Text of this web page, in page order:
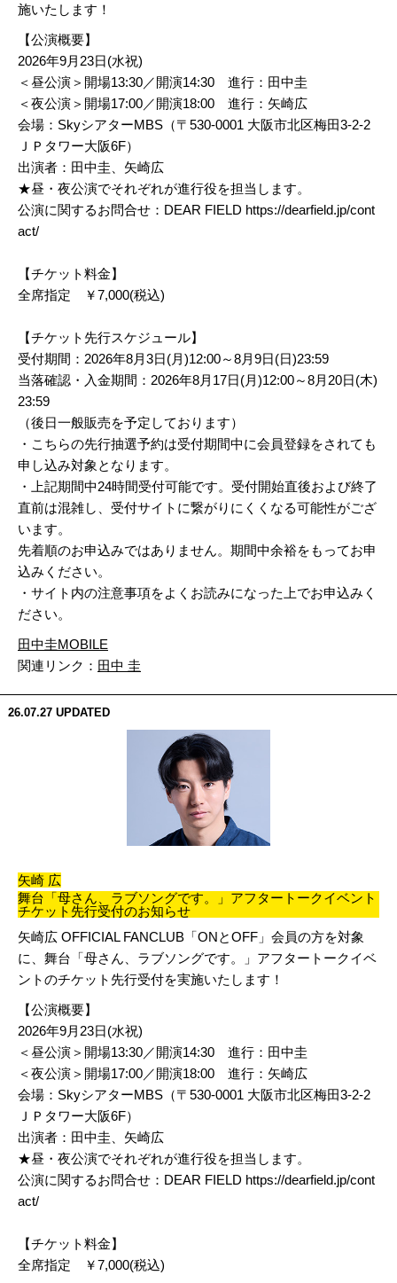
施いたします！
【公演概要】
2026年9月23日(水祝)
＜昼公演＞開場13:30／開演14:30 進行：田中圭
＜夜公演＞開場17:00／開演18:00 進行：矢崎広
会場：SkyシアターMBS（〒530-0001 大阪市北区梅田3-2-2
ＪＰタワー大阪6F）
出演者：田中圭、矢崎広
★昼・夜公演でそれぞれが進行役を担当します。
公演に関するお問合せ： DEAR FIELD https://dearfield.jp/cont
act/
【チケット料金】
全席指定 ￥7,000(税込)
【チケット先行スケジュール】
受付期間：2026年8月3日(月)12:00～8月9日(日)23:59
当落確認・入金期間：2026年8月17日(月)12:00～8月20日(木)
23:59
（後日一般販売を予定しております）
・こちらの先行抽選予約は受付期間中に会員登録をされても
申し込み対象となります。
・上記期間中24時間受付可能です。受付開始直後および終了
直前は混雑し、受付サイトに繋がりにくくなる可能性がござ
います。
先着順のお申込みではありません。期間中余裕をもってお申
込みください。
・サイト内の注意事項をよくお読みになった上でお申込みく
ださい。
田中圭MOBILE
関連リンク： 田中 圭
26.07.27 UPDATED
矢崎 広
舞台「母さん、ラブソングです。」アフタートークイベント
チケット先行受付のお知らせ
矢崎広 OFFICIAL FANCLUB「ONとOFF」会員の方を対象
に、舞台「母さん、ラブソングです。」アフタートークイベ
ントのチケット先行受付を実施いたします！
【公演概要】
2026年9月23日(水祝)
＜昼公演＞開場13:30／開演14:30 進行：田中圭
＜夜公演＞開場17:00／開演18:00 進行：矢崎広
会場：SkyシアターMBS（〒530-0001 大阪市北区梅田3-2-2
ＪＰタワー大阪6F）
出演者：田中圭、矢崎広
★昼・夜公演でそれぞれが進行役を担当します。
公演に関するお問合せ： DEAR FIELD https://dearfield.jp/cont
act/
【チケット料金】
全席指定 ￥7,000(税込)